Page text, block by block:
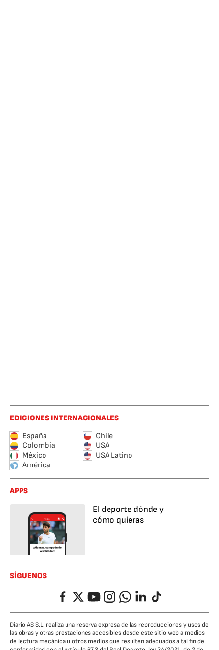
EDICIONES INTERNACIONALES
España
Chile
Colombia
USA
México
USA Latino
América
APPS
El deporte dónde y
cómo quieras
SÍGUENOS
FacebookTwitterYouTubeInstagramWhatsappLinkedIn
TikTok
Diario AS S.L. realiza una reserva expresa de las reproducciones y usos de
las obras y otras prestaciones accesibles desde este sitio web a medios
de lectura mecánica u otros medios que resulten adecuados a tal fin de